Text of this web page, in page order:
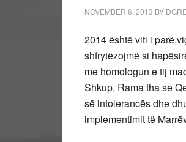
NOVEMBER 6, 2013 BY
2014 është viti i
shfrytëzojmë si
me homologun e tij
Shkup, Rama tha se
së intolerancës dhe
implementimit të